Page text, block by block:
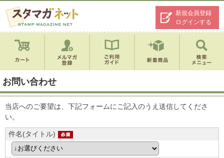
新規会員登録
ログインする
お問い合わせ
当店へのご要望は、下記フォームにご記入のうえ送信してくださ
い。
件名(タイトル)